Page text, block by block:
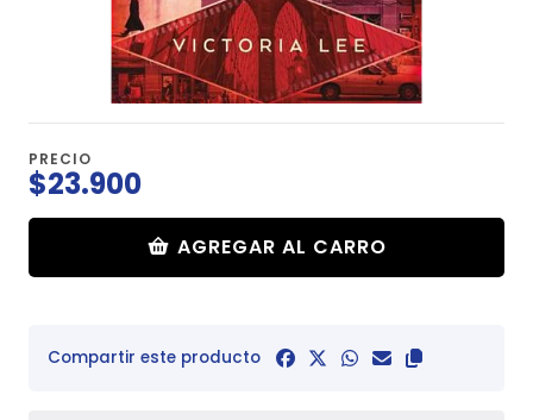
PRECIO
$23.900
AGREGAR AL CARRO
Compartir este producto